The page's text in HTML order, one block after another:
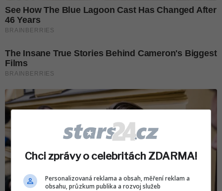
Chci zprávy o celebritách ZDARMA!
Personalizovaná reklama a obsah, měření reklam a
obsahu, průzkum publika a rozvoj služeb